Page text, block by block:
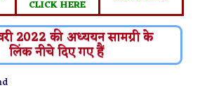
CLICK HERE
2022 की अध्ययन सामग्री के
लिंक नीचे दिए गए हैं